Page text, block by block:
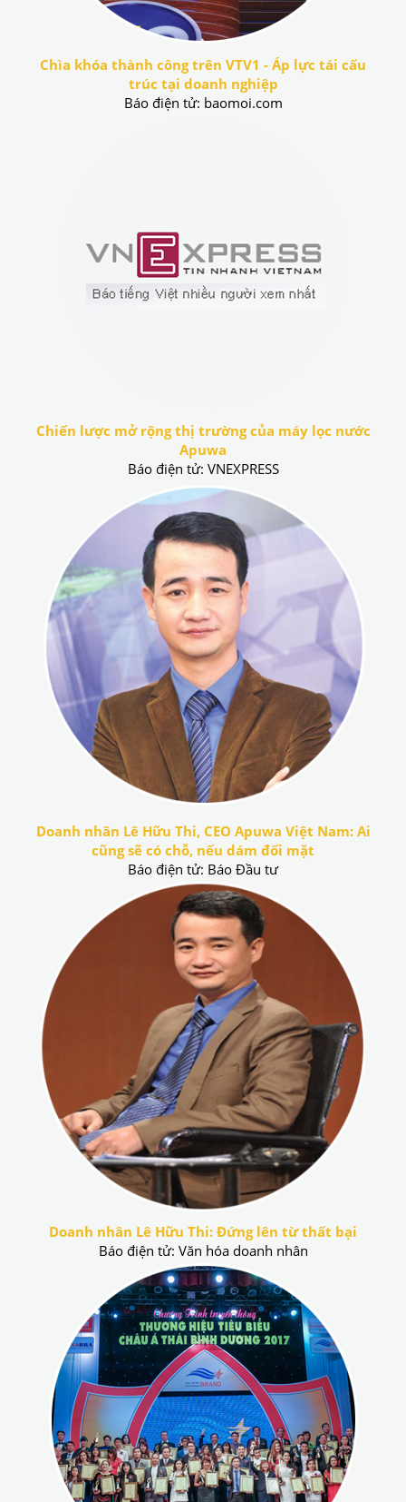
Chìa khóa thành công trên VTV1 - Áp lực tái cấu
trúc tại doanh nghiệp
Báo điện tử: baomoi.com
Chiến lược mở rộng thị trường của máy lọc nước
Apuwa
Báo điện tử: VNEXPRESS
Doanh nhân Lê Hữu Thi, CEO Apuwa Việt Nam: Ai
cũng sẽ có chỗ, nếu dám đối mặt
Báo điện tử: Báo Đầu tư
Doanh nhân Lê Hữu Thi: Đứng lên từ thất bại
Báo điện tử: Văn hóa doanh nhân